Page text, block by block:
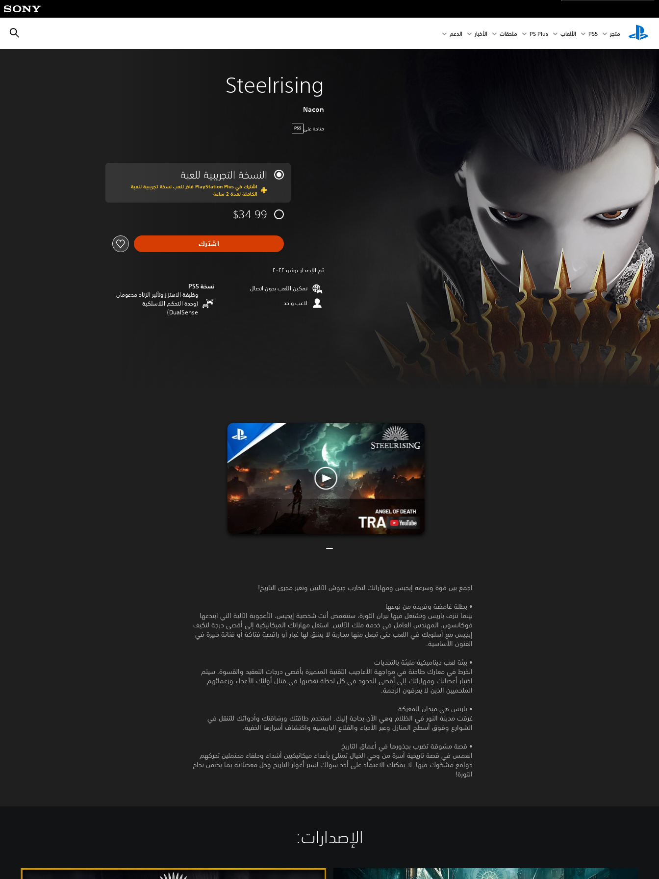
متجر PS5‏ الألعاب PS Plus ملحقات الأخبار الدعم
Steelrising
Nacon
متاحة على PS5
النسخة التجريبية للعبة
اشترك في PlayStation Plus فاخر للعب نسخة تجريبية للعبة
الكاملة لمدة 2 ساعة
$34.99
اشترك
تم الإصدار يونيو ٢٠٢٢
تمكين اللعب بدون اتصال
لاعب واحد
نسخة PS5‏
وظيفة الاهتزاز وتأثير الزناد مدعومان
(وحدة التحكم اللاسلكية
DualSense‏)
اجمع بين قوة وسرعة إيجيس ومهاراتك لتحارب جيوش الآليين وتغير مجرى التاريخ!
• بطلة غامضة وفريدة من نوعها
بينما تنزف باريس وتشتعل فيها نيران الثورة، ستتقمص أنت شخصية إيجيس، الأعجوبة الآلية التي ابتدعها
فوكانسون، المهندس العامل في خدمة ملك الآليين. استغل مهاراتك الميكانيكية إلى أقصى درجة لتكيف
إيجيس مع أسلوبك في اللعب حتى تجعل منها محاربة لا يشق لها غبار أو راقصة فتاكة أو فنانة خبيرة في
الفنون الأساسية.
• بيئة لعب ديناميكية مليئة بالتحديات
انخرط في معارك طاحنة في مواجهة الأعاجيب التقنية المتميزة بأقصى درجات التعقيد والقسوة. سيتم
اختبار أعصابك ومهاراتك إلى أقصى الحدود في كل لحظة تقضيها في قتال أولئك الأعداء وزعمائهم
الملحميين الذين لا يعرفون الرحمة.
• باريس هي ميدان المعركة
غرقت مدينة النور في الظلام وهي الآن بحاجة إليك. استخدم طاقتك ورشاقتك وأدواتك للتنقل في
الشوارع وفوق أسطح المنازل وعبر الأحياء والقلاع الباريسية واكتشاف أسرارها الخفية.
• قصة مشوقة تضرب بجذورها في أعماق التاريخ
انغمس في قصة تاريخية آسرة من وحي الخيال تمتلئ بأعداء ميكانيكيين أشداء وحلفاء محتملين تحركهم
دوافع مشكوك فيها. لا يمكنك الاعتماد على أحد سواك لسبر أغوار التاريخ وحل معضلاته بما يضمن نجاح
الثورة!
الإصدارات:‏
B